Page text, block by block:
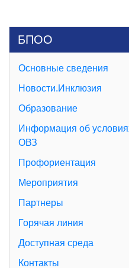
БПОО
Основные сведения
Новости.Инклюзия
Образование
Информация об
ОВЗ
Профориентация
Мероприятия
Партнеры
Горячая линия
Доступная среда
Контакты